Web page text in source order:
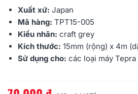
Xuất xứ: Japan
Mã hàng: TPT15-005
Kiểu nhãn: craft grey
Kích thước: 15mm (rộng) x 4m
Sử dụng cho: các loại máy Tepra